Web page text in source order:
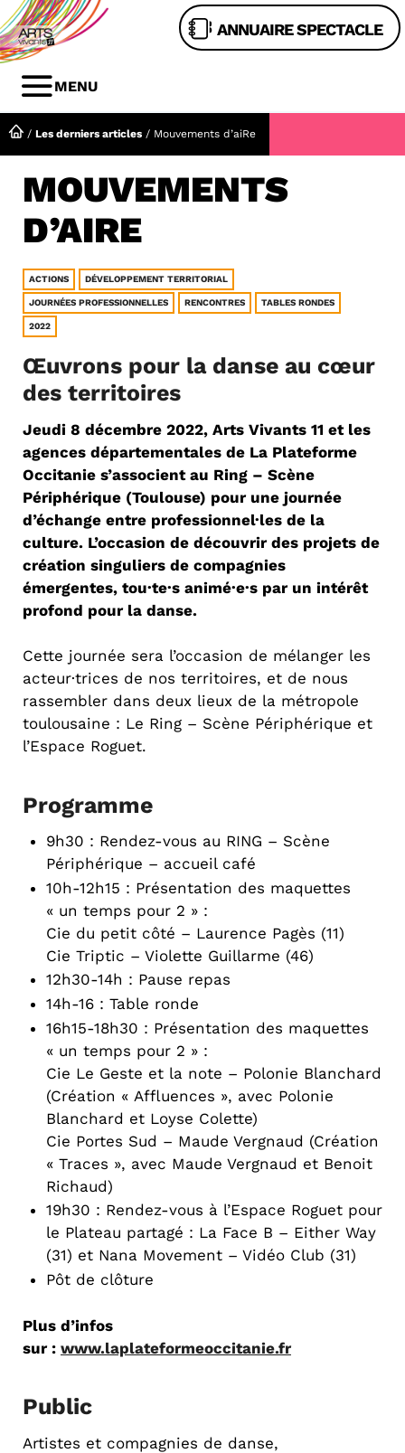
Aller
au
contenu
ANNUAIRE SPECTACLE
MENU
MENU
/ Les derniers articles / Mouvements d’aiRe
MOUVEMENTS
D’AIRE
ACTIONS DÉVELOPPEMENT TERRITORIAL
JOURNÉES PROFESSIONNELLES RENCONTRES TABLES RONDES
2022
Œuvrons pour la danse au cœur
des territoires
Jeudi 8 décembre 2022, Arts Vivants 11 et les
agences départementales de La Plateforme
Occitanie s’associent au Ring – Scène
Périphérique (Toulouse) pour une journée
d’échange entre professionnel·les de la
culture. L’occasion de découvrir des projets de
création singuliers de compagnies
émergentes, tou·te·s animé·e·s par un intérêt
profond pour la danse.
Cette journée sera l’occasion de mélanger les
acteur·trices de nos territoires, et de nous
rassembler dans deux lieux de la métropole
toulousaine : Le Ring – Scène Périphérique et
l’Espace Roguet.
Programme
9h30 : Rendez-vous au RING – Scène
Périphérique – accueil café
10h-12h15 : Présentation des maquettes
« un temps pour 2 » :
Cie du petit côté – Laurence Pagès (11)
Cie Triptic – Violette Guillarme (46)
12h30-14h : Pause repas
14h-16 : Table ronde
16h15-18h30 : Présentation des maquettes
« un temps pour 2 » :
Cie Le Geste et la note – Polonie Blanchard
(Création « Affluences », avec Polonie
Blanchard et Loyse Colette)
Cie Portes Sud – Maude Vergnaud (Création
« Traces », avec Maude Vergnaud et Benoit
Richaud)
19h30 : Rendez-vous à l’Espace Roguet pour
le Plateau partagé : La Face B – Either Way
(31) et Nana Movement – Vidéo Club (31)
Pôt de clôture
Plus d’infos
sur : www.laplateformeoccitanie.fr
Public
Artistes et compagnies de danse,